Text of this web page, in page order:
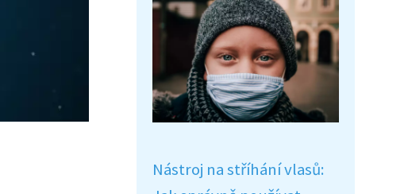
Nástroj na stříhání vlasů: